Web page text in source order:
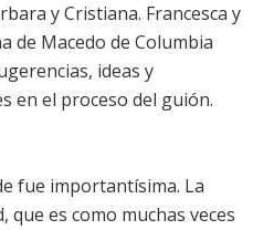
y Cristiana. Francesca y
de Macedo de Columbia
ideas y
en el proceso del guión.
fue importantísima. La
es como muchas veces